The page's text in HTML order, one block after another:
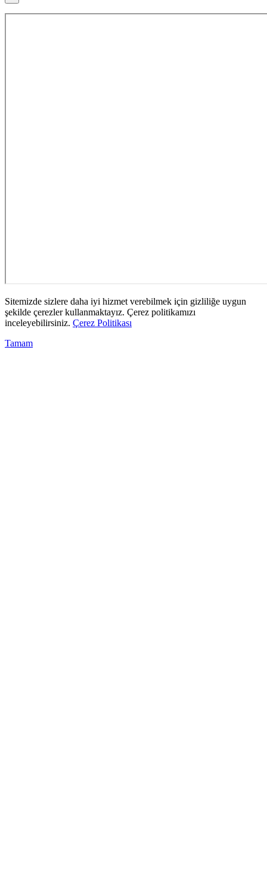
Sitemizde sizlere daha iyi hizmet verebilmek için gizliliğe uygun
şekilde çerezler kullanmaktayız. Çerez politikamızı
inceleyebilirsiniz. Çerez Politikası
Tamam